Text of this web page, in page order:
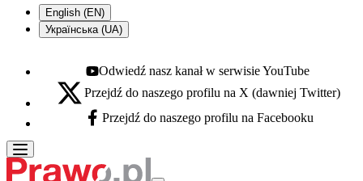
English (EN)
Українська (UA)
Youtube - otwiera się w nowej karcie
Odwiedź nasz kanał w serwisie YouTube
X - otwiera się w nowej karcie
Przejdź do naszego profilu na X (dawniej Twitter)
Facebook - otwiera się w nowej karcie
Przejdź do naszego profilu na Facebooku